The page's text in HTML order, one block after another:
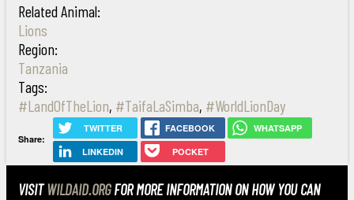
Related Animal:
Lions
Region:
Tanzania
Tags:
#LandOfTheLion, #TaifaLaSimba, #WorldLionDay
Share:
TWITTER FACEBOOK WHATSAPP
LINKEDIN POCKET
VISITWILDAID.ORGFOR MORE INFORMATION ON HOW YOU CAN